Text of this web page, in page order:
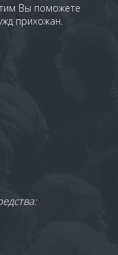
Вы поможете
прихожан.